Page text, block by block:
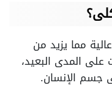
مما يزيد من
المدى البعيد،
جسم الإنسان.